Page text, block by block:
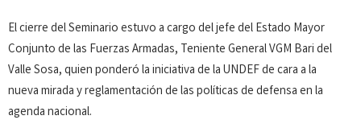
El cierre del Seminario estuvo a cargo del jefe del Estado Mayor
Conjunto de las Fuerzas Armadas, Teniente General VGM Bari del
Valle Sosa, quien ponderó la iniciativa de la UNDEF de cara a la
nueva mirada y reglamentación de las políticas de defensa en la
agenda nacional.